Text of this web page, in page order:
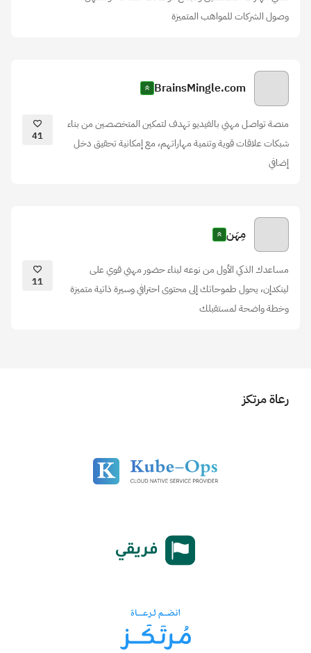
وصول الشركات للمواهب المتميزة
BrainsMingle.com
منصة تواصل مهني بالفيديو تهدف لتمكين المتخصصين من بناء
شبكات علاقات قوية وتنمية مهاراتهم، مع إمكانية تحقيق دخل
إضافي
41
مِهَن
مساعدك الذكي الأول من نوعه لبناء حضور مهني قوي على
لينكدإن، يحول طموحاتك إلى محتوى احترافي وسيرة ذاتية متميزة
وخطة واضحة لمستقبلك
11
رعاة مرتكز